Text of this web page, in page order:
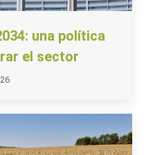
una política
el sector